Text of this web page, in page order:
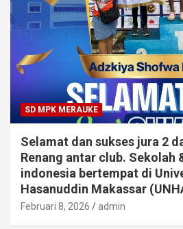
SD MPK MERAUKE
Selamat dan sukses jura 2
Renang antar club. Sekolah
indonesia bertempat di
Hasanuddin Makassar
Februari 8, 2026 admin